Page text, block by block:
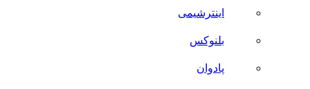
اینترشیمی
بلنوکس
پادوان